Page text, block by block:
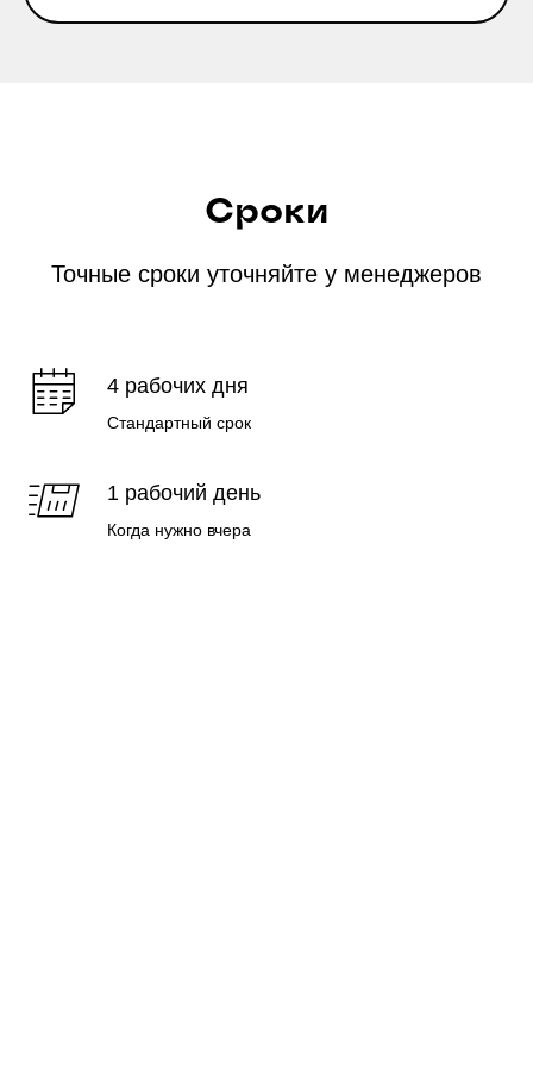
Сроки
Точные сроки уточняйте у менеджеров
4 рабочих дня
Стандартный срок
1 рабочий день
Когда нужно вчера